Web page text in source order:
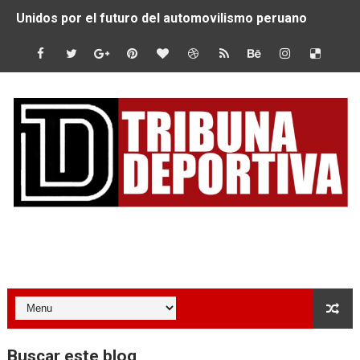
Unidos por el futuro del automovilismo peruano
De Huaraz para el mundo: La Ultra Trail Cordillera
MARATÓN DE LIMA: EL CHEQUEO MÉDICO COMO LA
CLAUDIO PIZARRO: "YO ESPERABA MUCHO MÁS DE
URUBAMBA CORONÓ A LOS ARGENTINOS
ÁNGELO CARO SE CONSAGRA SUBCAMPEÓN MUNDIAL
Buscar este blog